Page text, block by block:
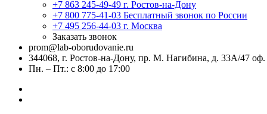
+7 863 245-49-49 г. Ростов-на-Дону
+7 800 775-41-03 Бесплатный звонок по России
+7 495 256-44-03 г. Москва
Заказать звонок
prom@lab-oborudovanie.ru
344068, г. Ростов-на-Дону, пр. М. Нагибина, д. 33А/47 оф.
Пн. – Пт.: с 8:00 до 17:00